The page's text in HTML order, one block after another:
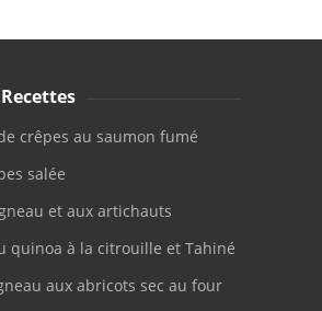
crêpes au saumon fumé
salée
et aux artichauts
quinoa à la citrouille et Tahiné
aux abricots sec au four